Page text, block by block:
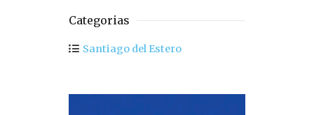
Categorias
Santiago del Estero